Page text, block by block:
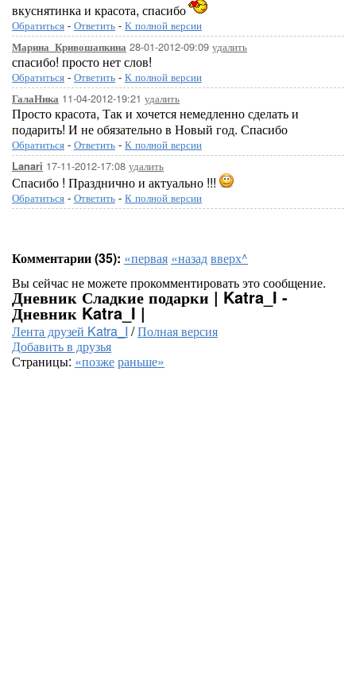
вкуснятинка и красота, спасибо
Обратиться - Ответить - К полной версии
Марина_Кривошапкина 28-01-2012-09:09 удалить
спасибо! просто нет слов!
Обратиться - Ответить - К полной версии
ГалаНика 11-04-2012-19:21 удалить
Просто красота, Так и хочется немедленно сделать и
подарить! И не обязательно в Новый год. Спасибо
Обратиться - Ответить - К полной версии
Lanari 17-11-2012-17:08 удалить
Спасибо ! Празднично и актуально !!!
Обратиться - Ответить - К полной версии
Комментарии (35): «первая «назадвверх^
Вы сейчас не можете прокомментировать это сообщение.
Дневник Сладкие подарки | Katra_I -
Дневник Katra_I |
Лента друзей Katra_I /Полная версия
Добавить в друзья
Страницы: «позжераньше»